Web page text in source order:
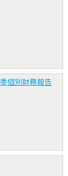
個別財務報告